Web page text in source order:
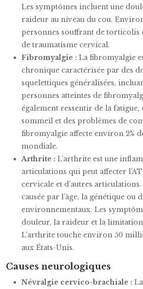
Les symptômes incluent une
raideur au niveau du cou.
personnes souffrant de torticolis
de traumatisme cervical.
Fibromyalgie : La fibromyalgie
chronique caractérisée par des
squelettiques généralisées,
personnes atteintes de
également ressentir de la fatigue,
sommeil et des problèmes de
fibromyalgie affecte environ 2%
mondiale.
Arthrite : L’arthrite est une
articulations qui peut affecter
cervicale et d’autres
causée par l’âge, la génétique ou
environnementaux. Les
douleur, la raideur et la
L’arthrite touche environ 50
aux États-Unis.
Causes neurologiques
Névralgie cervico-brachiale :